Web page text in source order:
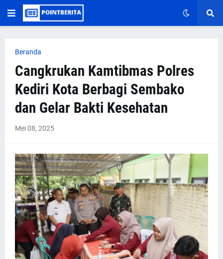
Beranda
Cangkrukan Kamtibmas Polres
Kediri Kota Berbagi Sembako
dan Gelar Bakti Kesehatan
Mei 08, 2025